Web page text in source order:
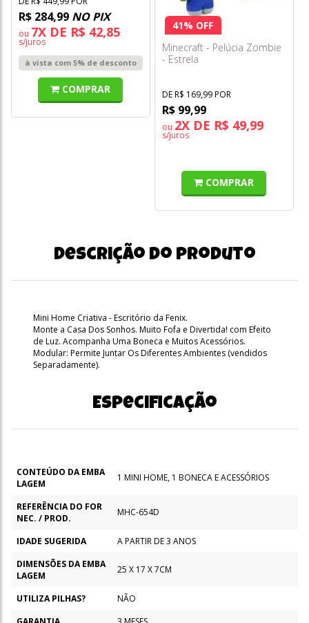
R$ 284,99 NO PIX
ou 7X DE R$ 42,85
s/juros
à vista com 5% de desconto
COMPRAR
41% OFF
Minecraft - Pelúcia Zombie
- Estrela
DE R$ 169,99 POR
R$ 99,99
ou 2X DE R$ 49,99
s/juros
COMPRAR
Descrição do produto
Mini Home Criativa - Escritório da Fenix.
Monte a Casa Dos Sonhos. Muito Fofa e Divertida! com Efeito
de Luz. Acompanha Uma Boneca e Muitos Acessórios.
Modular: Permite Juntar Os Diferentes Ambientes (vendidos
Separadamente).
Especificação
CONTEÚDO DA EMBA
LAGEM
1 MINI HOME, 1 BONECA E ACESSÓRIOS
REFERÊNCIA DO FOR
NEC. / PROD.
MHC-654D
IDADE SUGERIDA
A PARTIR DE 3 ANOS
DIMENSÕES DA EMBA
LAGEM
25 X 17 X 7CM
UTILIZA PILHAS?
NÃO